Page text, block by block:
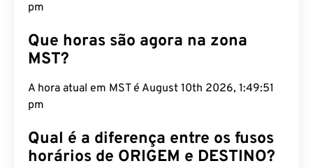
pm
Que horas são agora na zona
MST?
A hora atual em MST é August 10th 2026, 1:49:52
pm
Qual é a diferença entre os fusos
horários de ORIGEM e DESTINO?